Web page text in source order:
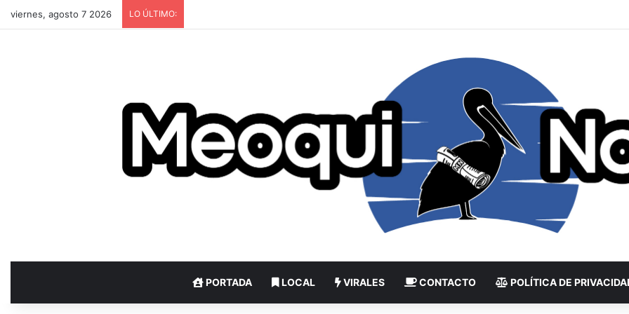
viernes, agosto 7 2026 LO ÚLTIMO:
PORTADA LOCAL VIRALES CONTACTO POLÍTICA DE